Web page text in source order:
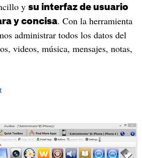
y su interfaz de usuario
y concisa. Con la herramienta
administrar todos los datos del
videos, música, mensajes, notas,